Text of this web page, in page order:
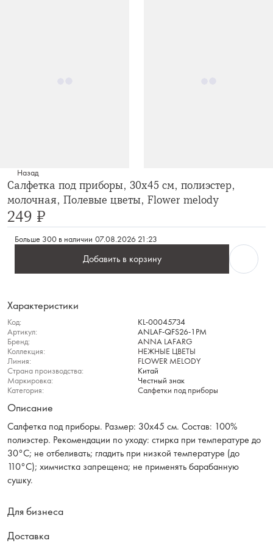
Назад
Салфетка под приборы, 30х45 см, полиэстер,
молочная, Полевые цветы, Flower melody
249 ₽
Больше 300 в наличии 07.08.2026 21:23
Добавить в корзину
Характеристики
Код:
KL-00045734
Артикул:
ANLAF-QFS26-1PM
Бренд:
ANNA LAFARG
Коллекция:
НЕЖНЫЕ ЦВЕТЫ
Линия:
FLOWER MELODY
Страна производства:
Китай
Маркировка:
Честный знак
Категория:
Салфетки под приборы
Описание
Салфетка под приборы. Размер: 30х45 см. Состав: 100%
полиэстер. Рекомендации по уходу: стирка при температуре до
30°C; не отбеливать; гладить при низкой температуре (до
110°C); химчистка запрещена; не применять барабанную
сушку.
Для бизнеса
Доставка